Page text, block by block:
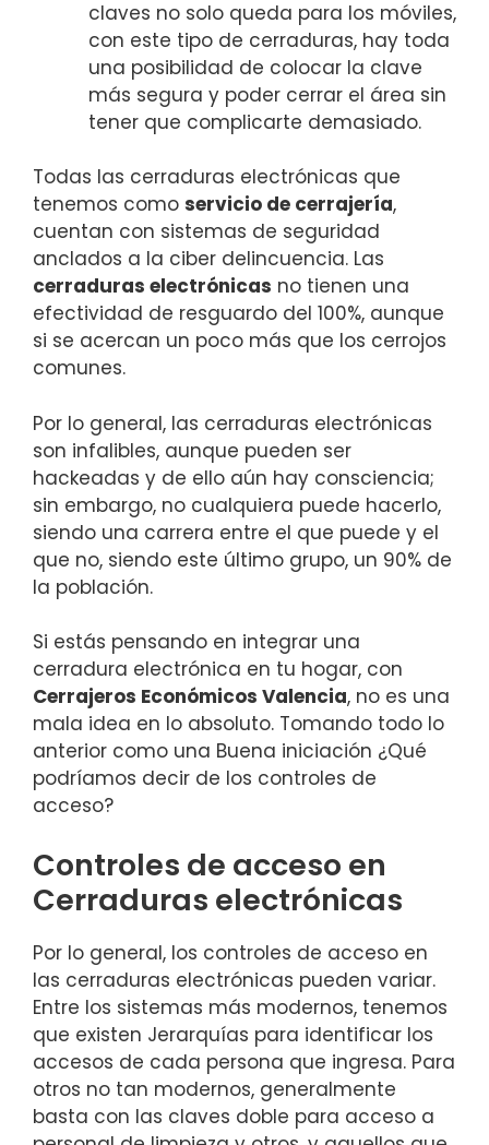
claves no solo queda para los móviles,
con este tipo de cerraduras, hay toda
una posibilidad de colocar la clave
más segura y poder cerrar el área sin
tener que complicarte demasiado.
Todas las cerraduras electrónicas que
tenemos como servicio de cerrajería,
cuentan con sistemas de seguridad
anclados a la ciber delincuencia. Las
cerraduras electrónicas no tienen una
efectividad de resguardo del 100%, aunque
si se acercan un poco más que los cerrojos
comunes.
Por lo general, las cerraduras electrónicas
son infalibles, aunque pueden ser
hackeadas y de ello aún hay consciencia;
sin embargo, no cualquiera puede hacerlo,
siendo una carrera entre el que puede y el
que no, siendo este último grupo, un 90% de
la población.
Si estás pensando en integrar una
cerradura electrónica en tu hogar, con
Cerrajeros Económicos Valencia, no es una
mala idea en lo absoluto. Tomando todo lo
anterior como una Buena iniciación ¿Qué
podríamos decir de los controles de
acceso?
Controles de acceso en
Cerraduras electrónicas
Por lo general, los controles de acceso en
las cerraduras electrónicas pueden variar.
Entre los sistemas más modernos, tenemos
que existen Jerarquías para identificar los
accesos de cada persona que ingresa. Para
otros no tan modernos, generalmente
basta con las claves doble para acceso a